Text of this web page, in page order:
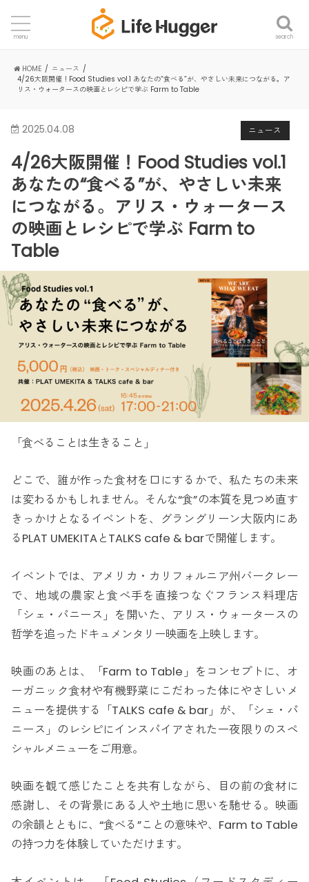
search
menu
HOME
ニュース
4/26大阪開催！Food Studies vol.1 あなたの“食べる”が、やさしい未来につながる。ア
リス・ウォータースの映画とレシピで学ぶ Farm to Table
ニュース
2025.04.08
4/26大阪開催！Food Studies vol.1
あなたの“食べる”が、やさしい未来
につながる。アリス・ウォータース
の映画とレシピで学ぶ Farm to
Table
「食べることは生きること」
どこで、誰が作った食材を口にするかで、私たちの未来
は変わるかもしれません。そんな“食”の本質を見つめ直す
きっかけとなるイベントを、グラングリーン大阪内にあ
るPLAT UMEKITAとTALKS cafe & barで開催します。
イベントでは、アメリカ・カリフォルニア州バークレー
で、地域の農家と食べ手を直接つなぐフランス料理店
「シェ・パニース」を開いた、アリス・ウォータースの
哲学を追ったドキュメンタリー映画を上映します。
映画のあとは、「Farm to Table」をコンセプトに、オ
ーガニック食材や有機野菜にこだわった体にやさしいメ
ニューを提供する「TALKS cafe & bar」が、「シェ・パ
ニース」のレシピにインスパイアされた一夜限りのスペ
シャルメニューをご用意。
映画を観て感じたことを共有しながら、目の前の食材に
感謝し、その背景にある人や土地に思いを馳せる。映画
の余韻とともに、“食べる”ことの意味や、Farm to Table
の持つ力を体験していただけます。